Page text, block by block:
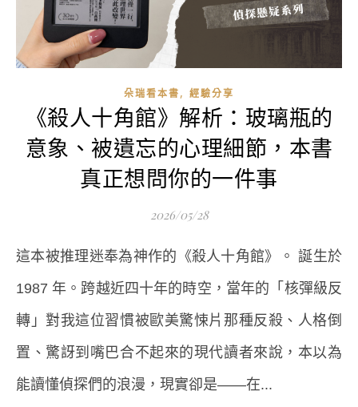
朵瑞看本書, 經驗分享
《殺人十角館》解析：玻璃瓶的
意象、被遺忘的心理細節，本書
真正想問你的一件事
2026/05/28
這本被推理迷奉為神作的《殺人十角館》。 誕生於
1987 年。跨越近四十年的時空，當年的「核彈級反
轉」對我這位習慣被歐美驚悚片那種反殺、人格倒
置、驚訝到嘴巴合不起來的現代讀者來說，本以為
能讀懂偵探們的浪漫，現實卻是——在...